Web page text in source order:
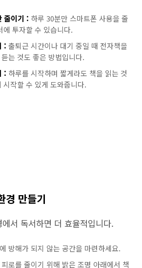
줄이기 : 하루 30분만 스마트폰 사용을 줄
에 투자할 수 있습니다.
: 출퇴근 시간이나 대기 중일 때 전자책을
는 것도 좋은 방법입니다.
: 하루를 시작하며 짧게라도 책을 읽는 것
시작할 수 있게 도와줍니다.
경 만들기
서 독서하면 더 효율적입니다.
방해가 되지 않는 공간을 마련하세요.
로를 줄이기 위해 밝은 조명 아래에서 책